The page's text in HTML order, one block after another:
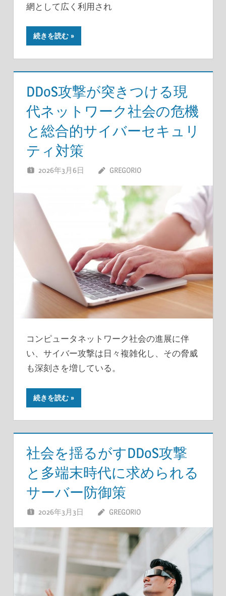
網として広く利用され
続きを読む
DDoS攻撃が突きつける現
代ネットワーク社会の危機
と総合的サイバーセキュリ
ティ対策
2026年3月6日 GREGORIO
コンピュータネットワーク社会の進展に伴
い、サイバー攻撃は日々複雑化し、その脅威
も深刻さを増している。
続きを読む
社会を揺るがすDDoS攻撃
と多端末時代に求められる
サーバー防御策
2026年3月3日 GREGORIO